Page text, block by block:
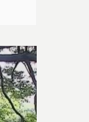
心…
是地